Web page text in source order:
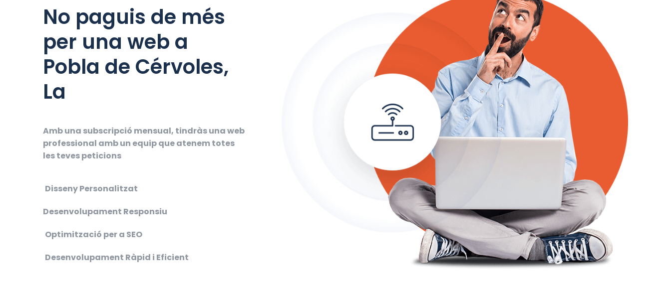
No paguis de més
per una web a
Pobla de Cérvoles,
La
Amb una subscripció mensual, tindràs una web
professional amb un equip que atenem totes
les teves peticions
Disseny Personalitzat
Desenvolupament Responsiu
Optimització per a SEO
Desenvolupament Ràpid i Eficient